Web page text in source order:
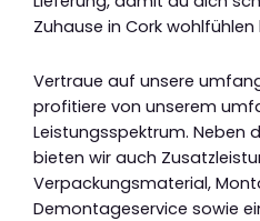
Zuhause in Cork wohlfühlen
Vertraue auf unsere
profitiere von unserem
Leistungsspektrum. Neben
bieten wir auch
Verpackungsmaterial,
Demontageservice sowie